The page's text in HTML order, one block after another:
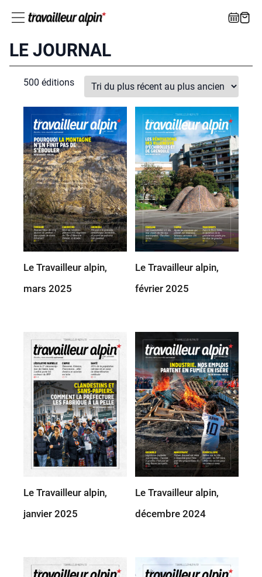
LE JOURNAL
500 édi­tions
Le Travailleur alpin,
mars 2025
Le Travailleur alpin,
février 2025
Le Travailleur alpin,
janvier 2025
Le Travailleur alpin,
décembre 2024